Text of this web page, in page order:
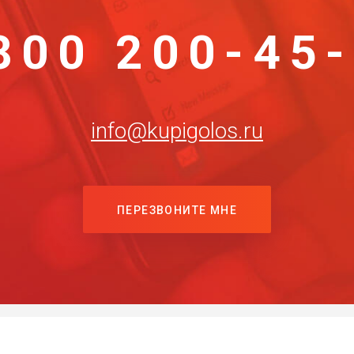
200-
info@kupigolos.ru
ПЕРЕЗВОНИТЕ МНЕ